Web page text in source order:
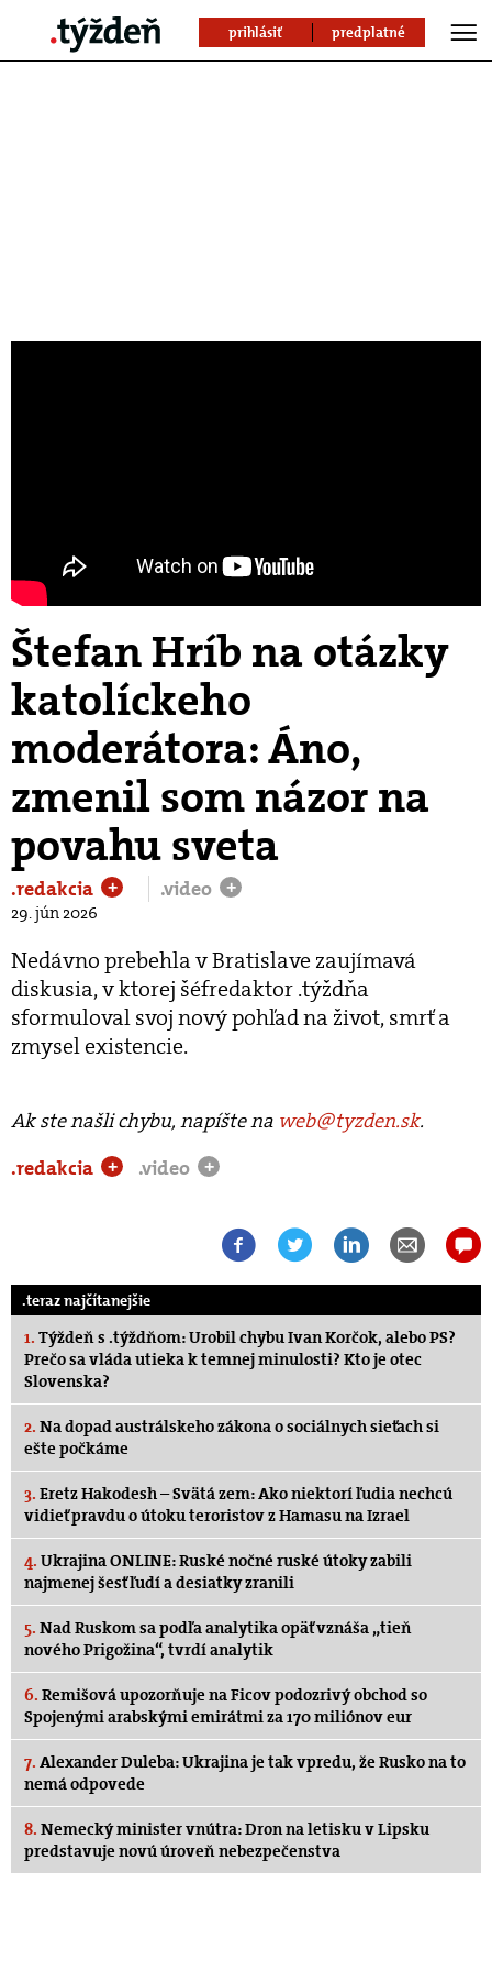
prihlásiť predplatné
Štefan Hríb na otázky
katolíckeho
moderátora: Áno,
zmenil som názor na
povahu sveta
.redakcia + .video +
29. jún 2026
Nedávno prebehla v Bratislave zaujímavá
diskusia, v ktorej šéfredaktor .týždňa
sformuloval svoj nový pohľad na život, smrť a
zmysel existencie.
Ak ste našli chybu, napíšte na web@tyzden.sk.
.redakcia
+ .video +
.teraz najčítanejšie
1. Týždeň s .týždňom: Urobil chybu Ivan Korčok, alebo PS?
Prečo sa vláda utieka k temnej minulosti? Kto je otec
Slovenska?
2. Na dopad austrálskeho zákona o sociálnych sieťach si
ešte počkáme
3. Eretz Hakodesh – Svätá zem: Ako niektorí ľudia nechcú
vidieť pravdu o útoku teroristov z Hamasu na Izrael
4. Ukrajina ONLINE: Ruské nočné ruské útoky zabili
najmenej šesť ľudí a desiatky zranili
5. Nad Ruskom sa podľa analytika opäť vznáša „tieň
nového Prigožina“, tvrdí analytik
6. Remišová upozorňuje na Ficov podozrivý obchod so
Spojenými arabskými emirátmi za 170 miliónov eur
7. Alexander Duleba: Ukrajina je tak vpredu, že Rusko na to
nemá odpovede
8. Nemecký minister vnútra: Dron na letisku v Lipsku
predstavuje novú úroveň nebezpečenstva